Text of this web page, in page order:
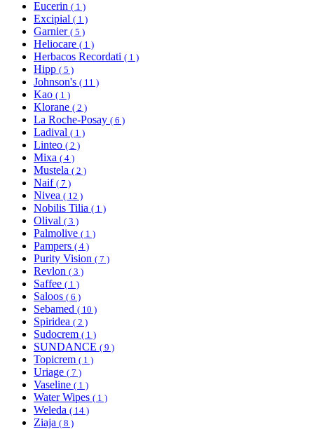
Eucerin ( 1 )
Excipial ( 1 )
Garnier ( 5 )
Heliocare ( 1 )
Herbacos Recordati ( 1 )
Hipp ( 5 )
Johnson's ( 11 )
Kao ( 1 )
Klorane ( 2 )
La Roche-Posay ( 6 )
Ladival ( 1 )
Linteo ( 2 )
Mixa ( 4 )
Mustela ( 2 )
Naif ( 7 )
Nivea ( 12 )
Nobilis Tilia ( 1 )
Olival ( 3 )
Palmolive ( 1 )
Pampers ( 4 )
Purity Vision ( 7 )
Revlon ( 3 )
Saffee ( 1 )
Saloos ( 6 )
Sebamed ( 10 )
Spiridea ( 2 )
Sudocrem ( 1 )
SUNDANCE ( 9 )
Topicrem ( 1 )
Uriage ( 7 )
Vaseline ( 1 )
Water Wipes ( 1 )
Weleda ( 14 )
Ziaja ( 8 )